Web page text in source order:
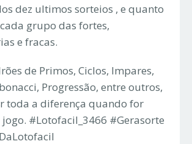
dez ultimos sorteios , e quanto
grupo das fortes,
e fracas.
de Primos, Ciclos, Impares,
Progressão, entre outros,
toda a diferença quando for
#Lotofacil_3466 #Gerasorte